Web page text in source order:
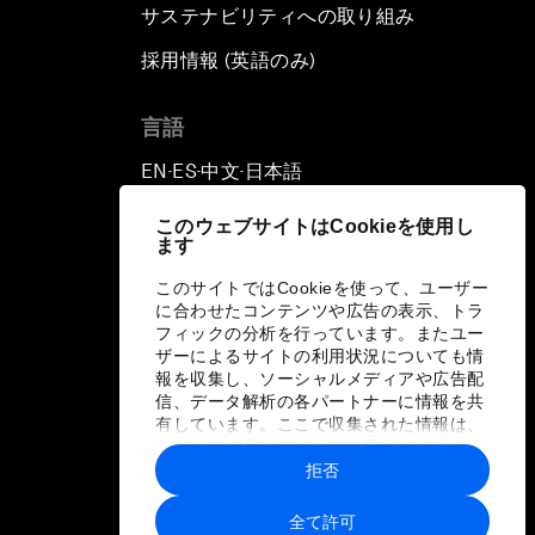
このウェブサイトはCookieを使用し
ます
このサイトではCookieを使って、ユーザー
に合わせたコンテンツや広告の表示、トラ
フィックの分析を行っています。またユー
ザーによるサイトの利用状況についても情
報を収集し、ソーシャルメディアや広告配
信、データ解析の各パートナーに情報を共
有しています。ここで収集された情報は、
ユーザーが各パートナーに提供した他の情
報や各パートナーのサービスを使用した際
に収集された情報と組み合わされ、各パー
トナーによって使用されることがありま
全て許可
拒否
サステナビリティへの取り組み
採用情報 (英語のみ)
言語
EN ▪ ES▪中文▪ 日本語